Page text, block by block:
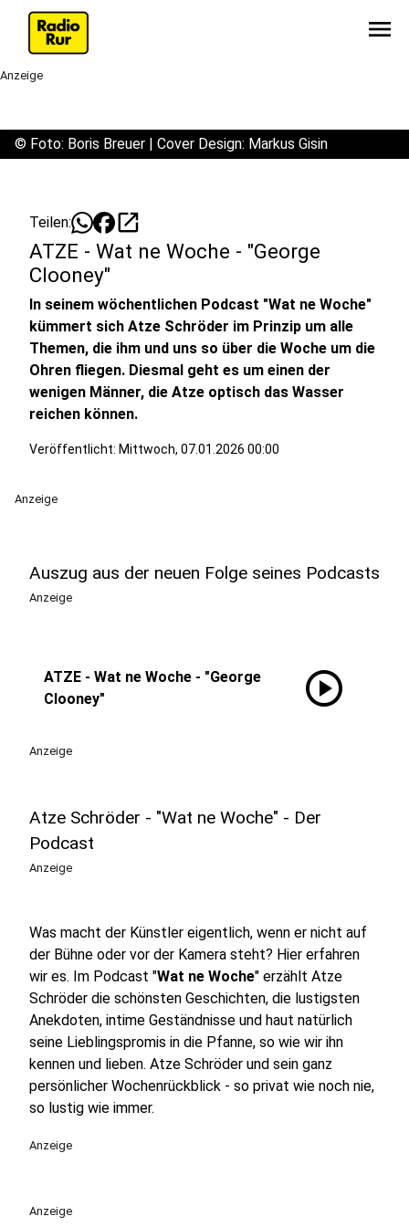
menu
Anzeige
© Foto: Boris Breuer | Cover Design: Markus Gisin
Teilen: open_in_new
ATZE - Wat ne Woche - "George
Clooney"
In seinem wöchentlichen Podcast "Wat ne Woche"
kümmert sich Atze Schröder im Prinzip um alle
Themen, die ihm und uns so über die Woche um die
Ohren fliegen. Diesmal geht es um einen der
wenigen Männer, die Atze optisch das Wasser
reichen können.
Veröffentlicht: Mittwoch, 07.01.2026 00:00
Anzeige
Auszug aus der neuen Folge seines Podcasts
Anzeige
ATZE - Wat ne Woche - "George
Clooney"
play_circle
Anzeige
Atze Schröder - "Wat ne Woche" - Der
Podcast
Anzeige
Was macht der Künstler eigentlich, wenn er nicht auf
der Bühne oder vor der Kamera steht? Hier erfahren
wir es. Im Podcast "Wat ne Woche" erzählt Atze
Schröder die schönsten Geschichten, die lustigsten
Anekdoten, intime Geständnisse und haut natürlich
seine Lieblingspromis in die Pfanne, so wie wir ihn
kennen und lieben. Atze Schröder und sein ganz
persönlicher Wochenrückblick - so privat wie noch nie,
so lustig wie immer.
Anzeige
Anzeige